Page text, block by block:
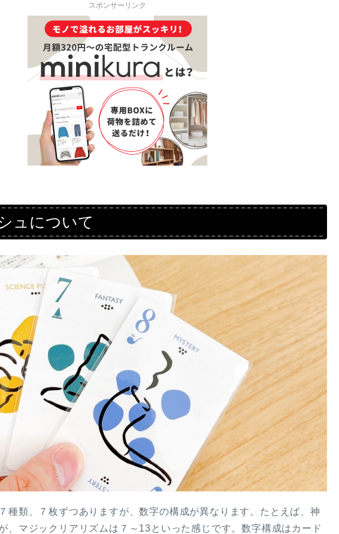
スポンサーリンク
ュについて
種類、７枚ずつありますが、数字の構成が異なります。たとえば、神
、マジックリアリズムは７～13といった感じです。数字構成はカード